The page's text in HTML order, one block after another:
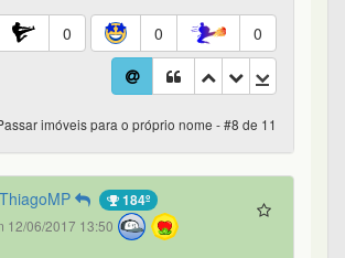
0 0 0
imóveis para o próprio nome - #8 de 11
ThiagoMP 184º
12/06/2017 13:50